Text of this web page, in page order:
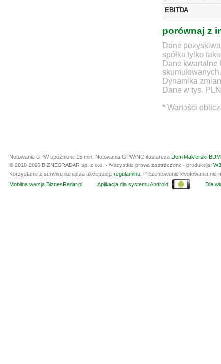
EBITDA
porównaj z
Dane
spółka tylko
Dane
skumulowanych.
Dynamika
Dane w tys. PLN
* Wartości
Notowania GPW opóźnione 15 min. Notowania GPW/NC dostarcza Dom Maklerski
© 2010-2026 BIZNESRADAR sp. z o.o. • Wszystkie prawa zastrzeżone • produkcja:
Korzystanie z serwisu oznacza akceptację regulaminu . Prezentowanie kwotowania
Mobilna wersja BiznesRadar.pl
Aplikacja dla systemu Android Dla